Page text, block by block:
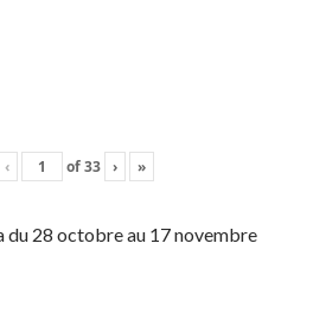
‹ of33 › »
du 28 octobre au 17 novembre